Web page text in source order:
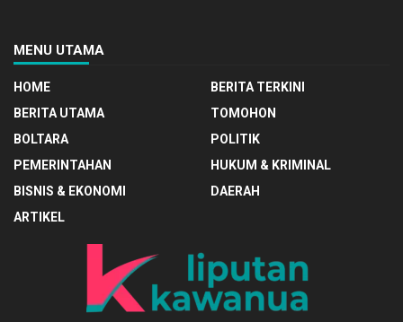
MENU UTAMA
HOME
BERITA TERKINI
BERITA UTAMA
TOMOHON
BOLTARA
POLITIK
PEMERINTAHAN
HUKUM & KRIMINAL
BISNIS & EKONOMI
DAERAH
ARTIKEL